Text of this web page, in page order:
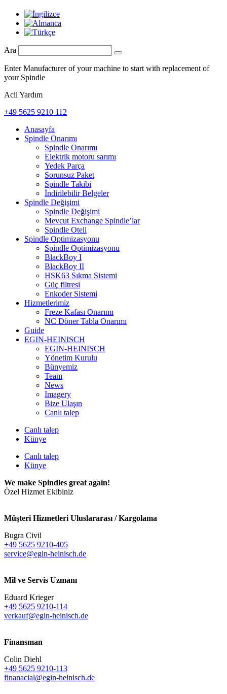
Ara
Enter Manufacturer of your machine to start with replacement of
your Spindle
Acil Yardım
+49 5625 9210 112
Anasayfa
Spindle Onarımı
Spindle Onarımı
Elektrik motoru sarımı
Yedek Parça
Sorunsuz Paket
Spindle Takibi
İndirilebilir Belgeler
Spindle Değişimi
Spindle Değişimi
Mevcut Exchange Spindle’lar
Spindle Oteli
Spindle Optimizasyonu
Spindle Optimizasyonu
BlackBoy I
BlackBoy II
HSK63 Sıkma Sistemi
Güç filtresi
Enkoder Sistemi
Hizmetlerimiz
Freze Kafası Onarımı
NC Döner Tabla Onarımı
Guide
EGIN-HEINISCH
EGIN-HEINISCH
Yönetim Kurulu
Bünyemiz
Team
News
Imagery
Bize Ulaşın
Canlı talep
Canlı talep
Künye
Canlı talep
Künye
We make Spindles great again!
Özel Hizmet Ekibiniz
Müşteri Hizmetleri Uluslararası / Kargolama
Bugra Civil
+49 5625 9210-405
service@egin-heinisch.de
Mil ve Servis Uzmanı
Eduard Krieger
+49 5625 9210-114
verkauf@egin-heinisch.de
Finansman
Colin Diehl
+49 5625 9210-113
finanacial@egin-heinisch.de